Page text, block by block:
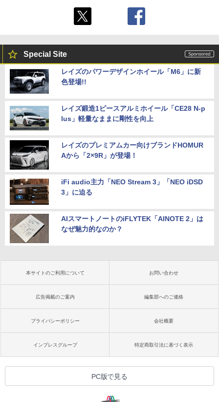
Special Site
レイズのパワーデザインホイール「M6」に新
色登場!!
レイズ鍛造1ピースアルミホイール「CE28 N-p
lus」軽量なままに剛性を向上
レイズのプレミアムカー向けブランドHOMUR
Aから「2×9R」が登場！
iFi audio主力「NEO Stream 3」「NEO iDSD
3」に迫る
AIスマートノートのiFLYTEK「AINOTE 2」は
なぜ魅力的なのか？
本サイトのご利用について お問い合わせ
広告掲載のご案内 編集部へのご連絡
プライバシーポリシー 会社概要
インプレスグループ 特定商取引法に基づく表示
PC版で見る